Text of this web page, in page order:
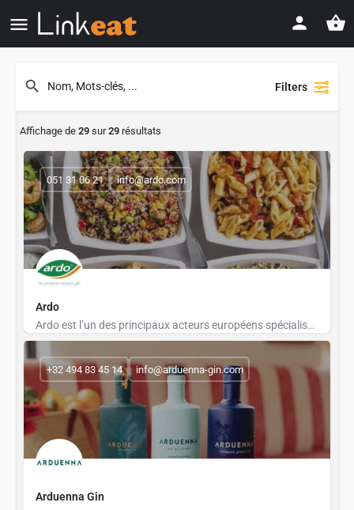
Filters
Affichage de 29 sur29 résultats
Ardo
Ardo est l’un des principaux acteurs européens spécialisés dans les légumes, fruits et herbes surgelés.…
051 31 06 21 info@ardo.com
Arduenna Gin
+32 494 83 45 14 info@arduenna-gin.com